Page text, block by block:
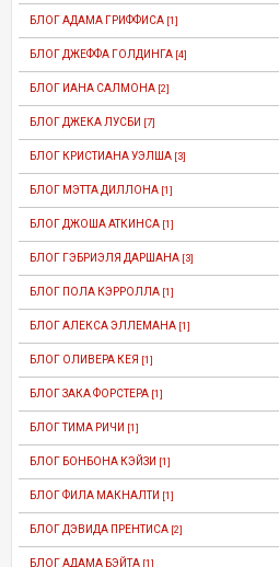
БЛОГ АДАМА ГРИФФИСА [1]
БЛОГ ДЖЕФФА ГОЛДИНГА [4]
БЛОГ ИАНА САЛМОНА [2]
БЛОГ ДЖЕКА ЛУСБИ [7]
БЛОГ КРИСТИАНА УЭЛША [3]
БЛОГ МЭТТА ДИЛЛОНА [1]
БЛОГ ДЖОША АТКИНСА [1]
БЛОГ ГЭБРИЭЛЯ ДАРШАНА [3]
БЛОГ ПОЛА КЭРРОЛЛА [1]
БЛОГ АЛЕКСА ЭЛЛЕМАНА [1]
БЛОГ ОЛИВЕРА КЕЯ [1]
БЛОГ ЗАКА ФОРСТЕРА [1]
БЛОГ ТИМА РИЧИ [1]
БЛОГ БОНБОНА КЭЙЗИ [1]
БЛОГ ФИЛА МАКНАЛТИ [1]
БЛОГ ДЭВИДА ПРЕНТИСА [2]
БЛОГ АДАМА БЭЙТА [1]